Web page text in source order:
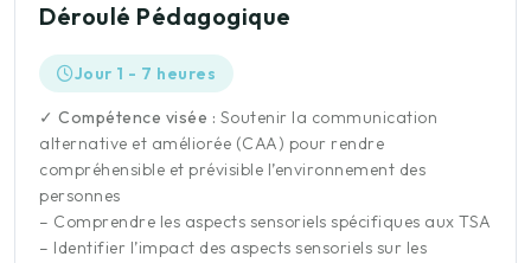
Déroulé Pédagogique
Jour 1 - 7 heures
✓ Compétence visée : Soutenir la communication
alternative et améliorée (CAA) pour rendre
compréhensible et prévisible l’environnement des
personnes
– Comprendre les aspects sensoriels spécifiques aux TSA
– Identifier l’impact des aspects sensoriels sur les